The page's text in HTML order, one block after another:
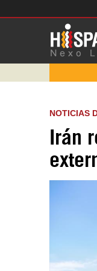
NOTICIAS
Irán